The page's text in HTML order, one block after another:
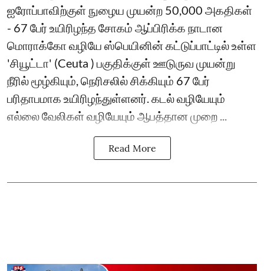
ஐரோப்பாவிற்குள் நுழைய முயன்ற 50,000 அகதிகள்
- 67 பேர் உயிரிழந்த சோகம் ஆப்பிரிக்க நாடான
மொராக்கோ வழியே ஸ்பெயினின் கட்டுப்பாட்டில் உள்ள
'சியூட்டா' (Ceuta ) பகுதிக்குள் ஊடுருவ முயன்று
நீரில் மூழ்கியும், நெரிசலில் சிக்கியும் 67 பேர்
பரிதாபமாக உயிரிழந்துள்ளனர். கடல் வழியேயும்
எல்லை வேலிகள் வழியேயும் ஆபத்தான முறை ...
Read More